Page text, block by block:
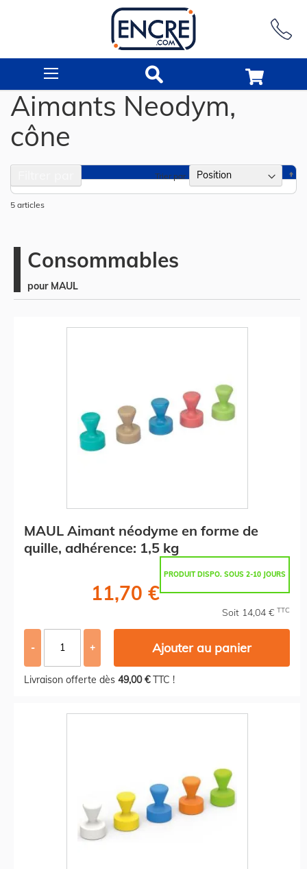
Aimants Neodym,
cône
5 articles
Trier par
Consommables
pour MAUL
MAUL Aimant néodyme en forme de
quille, adhérence: 1,5 kg
PRODUIT DISPO. SOUS 2-10 JOURS
11,70 €
Soit 14,04 € TTC
- + Ajouter au panier
Livraison offerte dès 49,00 €TTC !